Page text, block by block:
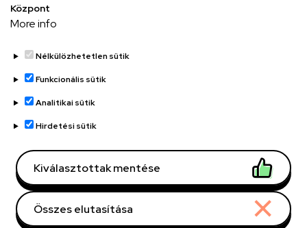
UD telefonkönyv
Adatvédelem
Adatvédelem
Régi oldal
Technikai információk
Copyright © 2026 Unideb
Központ
More info
Nélkülözhetetlen sütik
Funkcionális sütik
Analitikai sütik
Hirdetési sütik
Kiválasztottak mentése
Összes elutasítása